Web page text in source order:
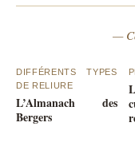
—
DIFFÉRENTS TYPES
DE RELIURE
L’Almanach des
Bergers